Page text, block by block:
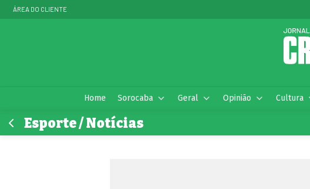
ÁREA DO CLIENTE
Home Sorocaba Geral Opinião Cultura
Esporte / Notícias